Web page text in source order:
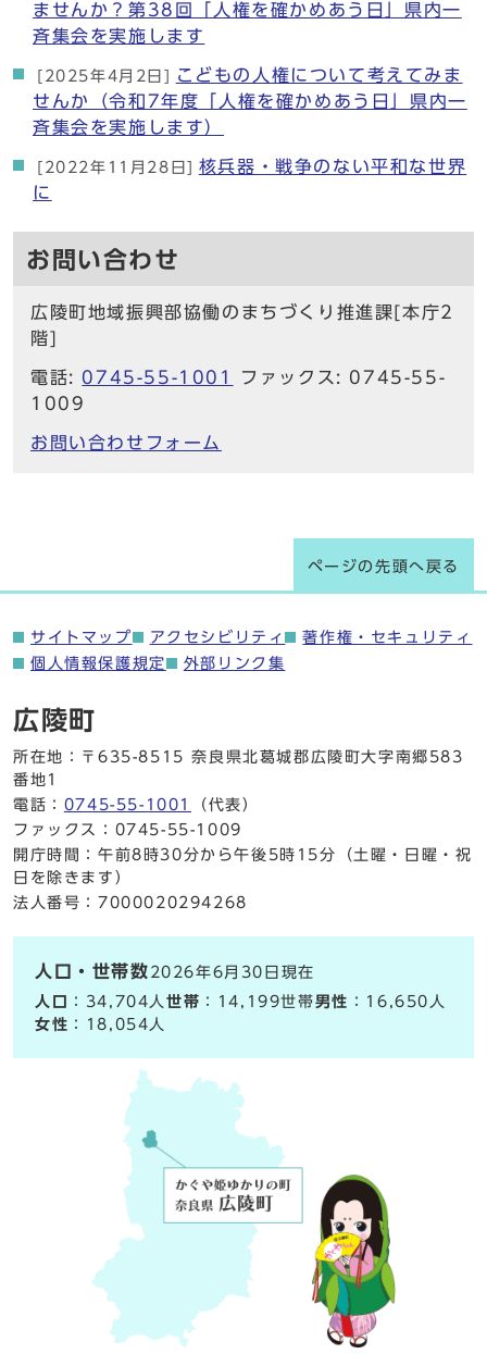
ませんか？第38回「人権を確かめあう日」県内一
斉集会を実施します
[2025年4月2日]
こどもの人権について考えてみま
せんか（令和7年度「人権を確かめあう日」県内一
斉集会を実施します）
[2022年11月28日]
核兵器・戦争のない平和な世界
に
お問い合わせ
広陵町地域振興部協働のまちづくり推進課[本庁2
階]
電話: 0745-55-1001
ファックス: 0745-55-
1009
お問い合わせフォーム
ページの先頭へ戻る
サイトマップ アクセシビリティ
著作権・セキュリティ
個人情報保護規定
外部リンク集
広陵町
所在地：〒635-8515 奈良県北葛城郡広陵町大字南郷583
番地1
電話： 0745-55-1001
（代表）
ファックス：0745-55-1009
開庁時間：午前8時30分から午後5時15分（土曜・日曜・祝
日を除きます）
法人番号：7000020294268
人口・世帯数 2026年6月30日現在
人口
：34,704人世帯 ：14,199世帯男性 ：16,650人
女性 ：18,054人